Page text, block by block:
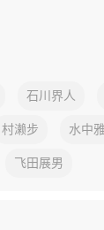
石川界人
村濑步 水中
飞田展男